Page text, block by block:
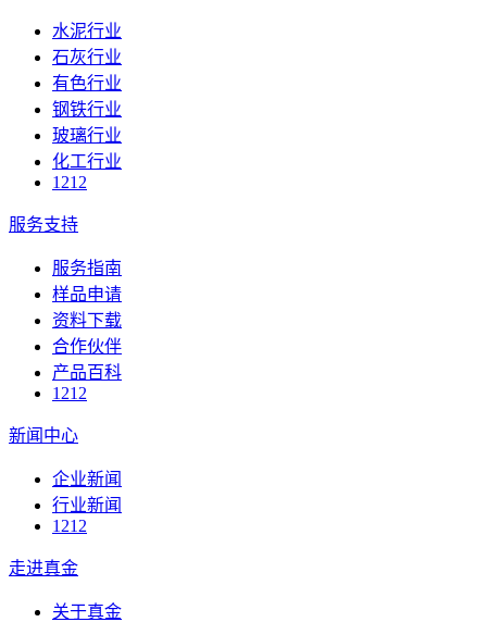
水泥行业
石灰行业
有色行业
钢铁行业
玻璃行业
化工行业
1212
服务支持
服务指南
样品申请
资料下载
合作伙伴
产品百科
1212
新闻中心
企业新闻
行业新闻
1212
走进真金
关于真金